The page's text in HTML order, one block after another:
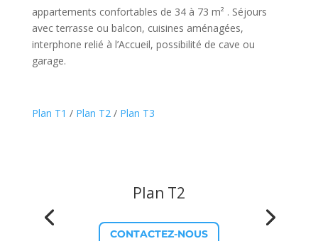
appartements confortables de 34 à 73 m² . Séjours
avec terrasse ou balcon, cuisines aménagées,
interphone relié à l’Accueil, possibilité de cave ou
garage.
Plan T1 / Plan T2/ Plan T3
Plan T2
CONTACTEZ-NOUS